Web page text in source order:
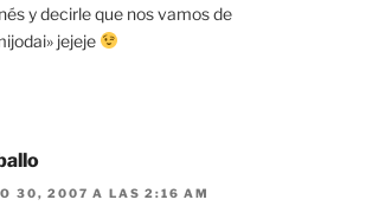
y decirle que nos vamos de
jejeje
30, 2007 A LAS 2:16 AM